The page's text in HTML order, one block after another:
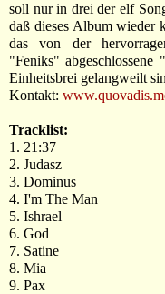
soll nur in drei der elf
daß dieses Album wieder
das von der
"Feniks"
Einheitsbrei gelangweilt
Kontakt:
Tracklist:
1. 21:37
2. Judasz
3. Dominus
4. I'm The Man
5. Ishrael
6. God
7. Satine
8. Mia
9. Pax